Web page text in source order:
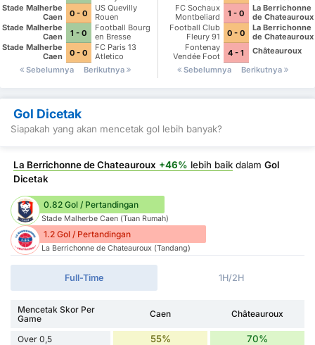
Stade Malherbe
Caen
0 - 0
US Quevilly
Rouen
Metropole
Stade Malherbe
Caen
1 - 0
Football Bourg
en Bresse
Peronnas 01
Stade Malherbe
Caen
0 - 0
FC Paris 13
Atletico
Sebelumnya
Berikutnya
Peronnas 01
FC Sochaux
Montbeliard
1 - 0
La Berrichonne
de Chateauroux
Football Club
Fleury 91
0 - 0
La Berrichonne
de Chateauroux
Fontenay
Vendée Foot
4 - 1
Châteauroux
Sebelumnya
Berikutnya
Gol Dicetak
Siapakah yang akan mencetak gol lebih banyak?
La Berrichonne de Chateauroux +46% lebih baik dalam Gol
Dicetak
0.82 Gol / Pertandingan
Stade Malherbe Caen (Tuan Rumah)
1.2 Gol / Pertandingan
La Berrichonne de Chateauroux (Tandang)
Full-Time 1H/2H
Mencetak Skor Per
Game
Caen Châteauroux
Over 0,5 55% 70%